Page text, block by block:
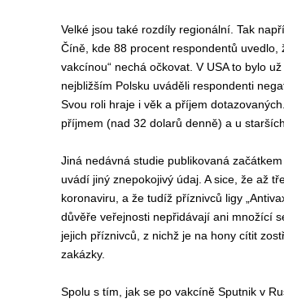
Velké jsou takérozdíly regionální. Tak
Číně, kde 88 procent respondentů uvedlo,
vakcínou“ nechá očkovat. V USAto bylo už
nejbližším Polsku uváděli respondenti
Svou roli hraje i věk a příjem
příjmem (nad 32 dolarů denně) a u
Jiná nedávná studie publikovaná
uvádí jiný znepokojivý údaj. A sice, že až
koronaviru, a že tudíž příznivců ligy
důvěře veřejnosti nepřidávají ani množící
jejich příznivců, z nichž je na hony cítit
zakázky.
Spolu s tím, jak se po vakcíně Sputnik v